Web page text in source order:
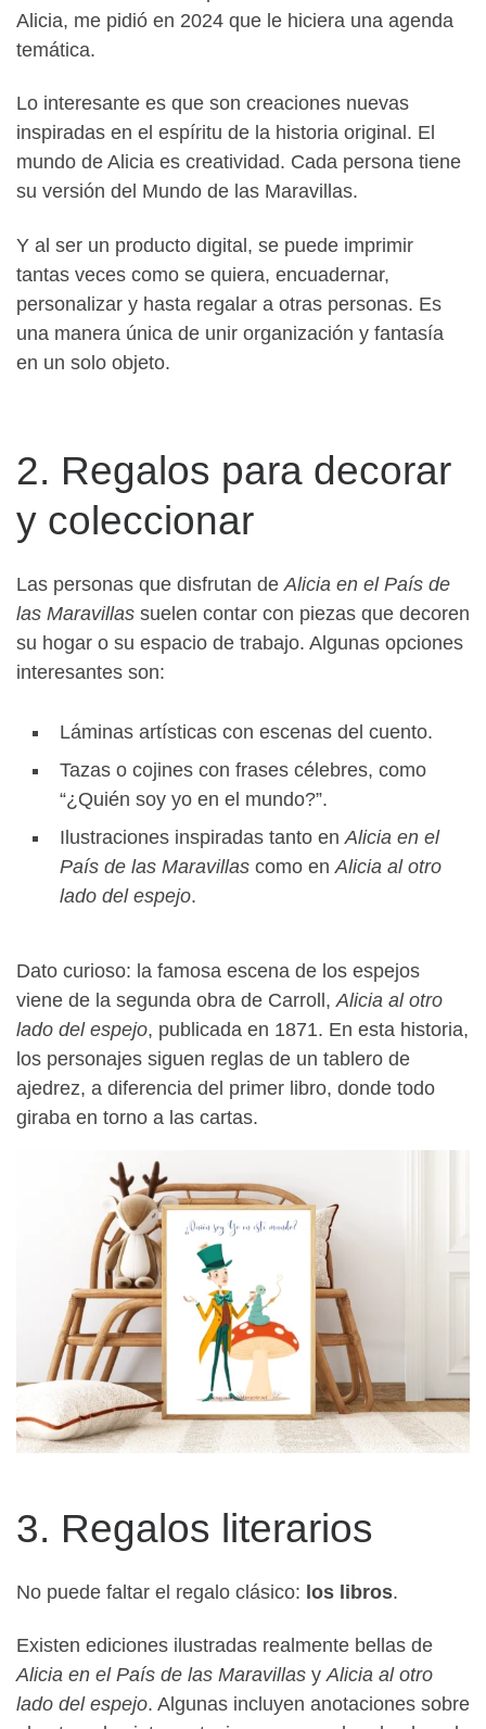
Alicia, me pidió en 2024 que le hiciera una agenda
temática.
Lo interesante es que son creaciones nuevas
inspiradas en el espíritu de la historia original. El
mundo de Alicia es creatividad. Cada persona tiene
su versión del Mundo de las Maravillas.
Y al ser un producto digital, se puede imprimir
tantas veces como se quiera, encuadernar,
personalizar y hasta regalar a otras personas. Es
una manera única de unir organización y fantasía
en un solo objeto.
2. Regalos para decorar
y coleccionar
Las personas que disfrutan de Alicia en el País de
las Maravillas suelen contar con piezas que decoren
su hogar o su espacio de trabajo. Algunas opciones
interesantes son:
Láminas artísticas con escenas del cuento.
Tazas o cojines con frases célebres, como
“¿Quién soy yo en el mundo?”.
Ilustraciones inspiradas tanto en Alicia en el
País de las Maravillas como en Alicia al otro
lado del espejo.
Dato curioso: la famosa escena de los espejos
viene de la segunda obra de Carroll,Alicia al otro
lado del espejo, publicada en 1871. En esta historia,
los personajes siguen reglas de un tablero de
ajedrez, a diferencia del primer libro, donde todo
giraba en torno a las cartas.
3. Regalos literarios
No puede faltar el regalo clásico: los libros.
Existen ediciones ilustradas realmente bellas de
Alicia en el País de las Maravillas yAlicia al otro
lado del espejo. Algunas incluyen anotaciones sobre